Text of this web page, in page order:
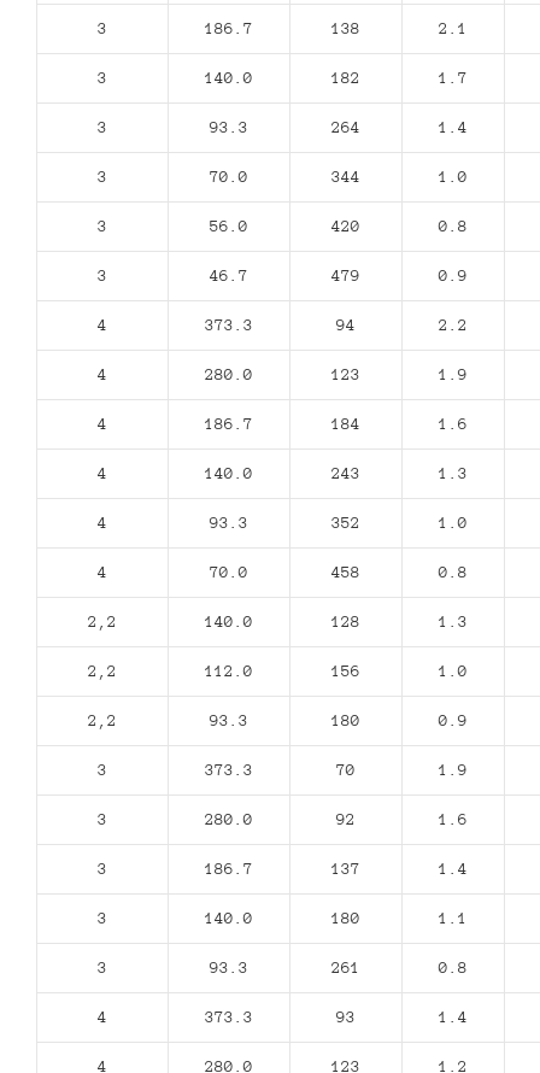
3 186.7 138 2.1
3 140.0 182 1.7
3 93.3 264 1.4
3 70.0 344 1.0
3 56.0 420 0.8
3 46.7 479 0.9
4 373.3 94 2.2
4 280.0 123 1.9
4 186.7 184 1.6
4 140.0 243 1.3
4 93.3 352 1.0
4 70.0 458 0.8
2,2 140.0 128 1.3
2,2 112.0 156 1.0
2,2 93.3 180 0.9
3 373.3 70 1.9
3 280.0 92 1.6
3 186.7 137 1.4
3 140.0 180 1.1
3 93.3 261 0.8
4 373.3 93 1.4
4 280.0 123 1.2